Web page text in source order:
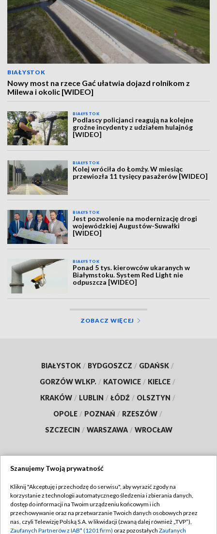
BIAŁYSTOK
Nowy most na rzece Gać ułatwia dojazd rolnikom z
Milewa i okolic [WIDEO]
BIAŁYSTOK
Podlascy policjanci reagują na kolejne
groźne incydenty z udziałem hulajnóg
[WIDEO]
BIAŁYSTOK
Kolej wróciła do Łomży. W miesiąc
przewiozła 11 tysięcy pasażerów [WIDEO]
BIAŁYSTOK
Jest pozwolenie na modernizację drogi
wojewódzkiej Augustów-Suwałki
[WIDEO]
BIAŁYSTOK
Ponad 5 tys. kierowców ukaranych w
Białymstoku. System Red Light nie
odpuszcza [WIDEO]
ZOBACZ WIĘCEJ
BIAŁYSTOK / BYDGOSZCZ / GDAŃSK /
GORZÓW WLKP. / KATOWICE / KIELCE /
KRAKÓW / LUBLIN / ŁÓDŹ / OLSZTYN /
OPOLE / POZNAŃ / RZESZÓW /
SZCZECIN / WARSZAWA / WROCŁAW
TVP
Abonament TVP
Emisja w TVP
Regulamin TVP
Polityka prywatności
Szanujemy Twoją prywatność
Kliknij "Akceptuję i przechodzę do serwisu", aby wyrazić zgody na
korzystanie z technologii automatycznego śledzenia i zbierania danych,
dostęp do informacji na Twoim urządzeniu końcowym i ich
przechowywanie oraz na przetwarzanie Twoich danych osobowych przez
nas, czyli Telewizję Polską S.A. w likwidacji (zwaną dalej również „TVP”),
Zaufanych Partnerów z IAB* (1201 firm) oraz pozostałych Zaufanych